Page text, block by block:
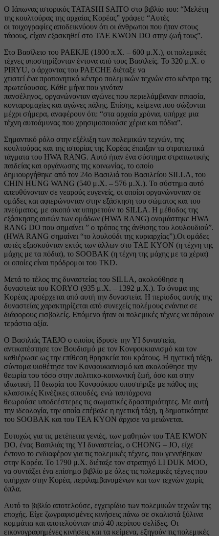
Ο Ιάπωνας ιστορικός TATASHI SAITO στο βιβλίο του: “Μελέτη
της κουλτούρας της αρχαίας Κορέας” γράφει: “Αυτές
οι τοιχογραφίες αποδεικνύουν ότι οι άνθρωποι που ήταν στους
τάφους, είχαν εξασκηθεί στο TAE KWON DO στην ζωή τους”.
Στο Βασίλειο του PAEKJE (1800 π.Χ. – 600 μ.Χ.), οι πολεμικές
τέχνες υποστηρίζονταν έντονα από τους Βασιλείς. Το 320 μ.Χ. ο
PIRYU, ο άρχοντας του PAECHE διέταξε να
χτιστεί ένα προπονητικό κέντρο πολεμικών τεχνών στο κέντρο της
πρωτεύουσας. Κάθε μήνα που γινόταν
πανσέληνος, οργανώνονταν αγώνες που περιελάμβαναν ιππασία,
κονταρομαχίες και αγώνες πάλης. Επίσης, κείμενα που σώζονται
μέχρι σήμερα, αναφέρουν ότι: “στα αρχαία χρόνια, υπήρχε μια
τέχνη αυτοάμυνας που χρησιμοποιούσε χέρια και πόδια”.
Σημαντικό ρόλο στην εξέλιξη των πολεμικών τεχνών, της
κουλτούρας και της ιστορίας της Κορέας έπαιξαν τα στρατιωτικά
τάγματα του HWA RANG. Αυτό ήταν ένα σύστημα στρατιωτικής
παιδείας και οργάνωσης της κοινωνίας, το οποίο
δημιουργήθηκε από τον 24ο Βασιλιά του Βασιλείου SILLA, του
CHIN HUNG WANG (540 μ.Χ. – 576 μ.Χ.). Το σύστημα αυτό
απευθύνονταν σε νεαρούς ευγενείς, οι οποίοι οργανώνονταν σε
ομάδες και αφιερώνονταν στην εξάσκηση του σώματος και του
πνεύματος, με σκοπό να υπηρετούν το SILLA. Η μέθοδος της
εξάσκησης αυτών των ομάδων (HWA RANG) ονομάστηκε HWA
RANG DO που σημαίνει ” ο τρόπος της άνθισης του λουλουδιού”.
(HWA RANG σημαίνει “το λουλούδι της κυριαρχίας”).Οι ομάδες
αυτές εξασκούνταν εκτός των άλλων στο TAE KYON (η τέχνη της
μάχης με τα πόδια), το SOOBAK (η τέχνη της μάχης με τα χέρια)
οι οποίες είναι πρόδρομοι του TKD.
Μετά το τέλος της δυναστείας του SILLA, ακολούθησε η
δυναστεία του KORYO (935 μ.Χ. – 1392 μ.Χ.). Το όνομα της
Κορέας προέρχεται από αυτή την δυναστεία. Η περίοδος αυτής της
δυναστείας χαρακτηρίζεται από συνεχείς πολέμους ενάντια σε
διάφορους εισβολείς. Επόμενο ήταν οι πολεμικές τέχνες να πάρουν
τεράστια αξία.
Ο Βασιλιάς TAEJO ο οποίος ίδρυσε την YI δυναστεία,
αντικατέστησε τον Βουδισμό με τον Κονφουκιανισμό και τον
καθιέρωσε ως την επίθεση θρησκεία του κράτους. Η ηγετική τάξη,
σύντομα υιοθέτησε τον Κονφουκιανισμό και ακολούθησε την
θεωρία του τόσο στην πολιτικο-κοινωνική ζωή, όσο και στην
ιδιωτική. Η θεωρία του Κονφούκιου υποστήριξε με πάθος της
κλασσικές Κινέζικες σπουδές, ενώ ταυτόχρονα
θεωρούσε υποδεέστερες τις σωματικές δραστηριότητες. Με αυτή
την ιδεολογία, την οποία επέβαλε η ηγετική τάξη, η δημοτικότητα
του SOOBAK και του TEA KYON άρχισε να μειώνεται.
Ευτυχώς για τις μετέπειτα γενιές, των μαθητών του TAE KWON
DO, ένας Βασιλιάς της YI δυναστείας, ο CHONG – JO, είχε
έντονο το ενδιαφέρον για τις πολεμικές τέχνες, που γεννήθηκαν
στην Κορέα. Το 1790 μ.Χ. διέταξε τον στρατηγό LI DUK MOO,
να συντάξει ένα επίσημο βιβλίο με όλες τις πολεμικές τέχνες που
υπήρχαν στην Κορέα, περιλαμβανομένων και των τεχνών χωρίς
όπλα.
Αυτό το βιβλίο αποτελούσε, εγχειρίδιο των πολεμικών τεχνών της
εποχής. Είχε ζωγραφισμένες κινήσεις πάνω σε σκαλιστά ξύλινα
κομμάτια και αποτελούνταν από 40 περίπου σελίδες. Οι
εικονογραφημένες κινήσεις και τα κείμενα, εξηγούν τις πολεμικές